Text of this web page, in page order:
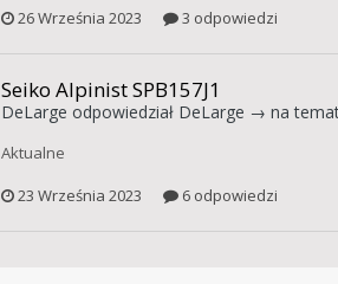
26 Września 2023
3 odpowiedzi
Seiko Alpinist SPB157J1
DeLarge odpowiedział DeLarge → na
Aktualne
23 Września 2023
6 odpowiedzi